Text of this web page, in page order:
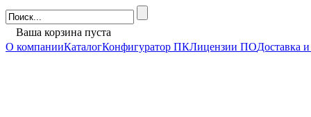
Ваша корзина пуста
О компанииКаталогКонфигуратор ПКЛицензии ПОДоставка